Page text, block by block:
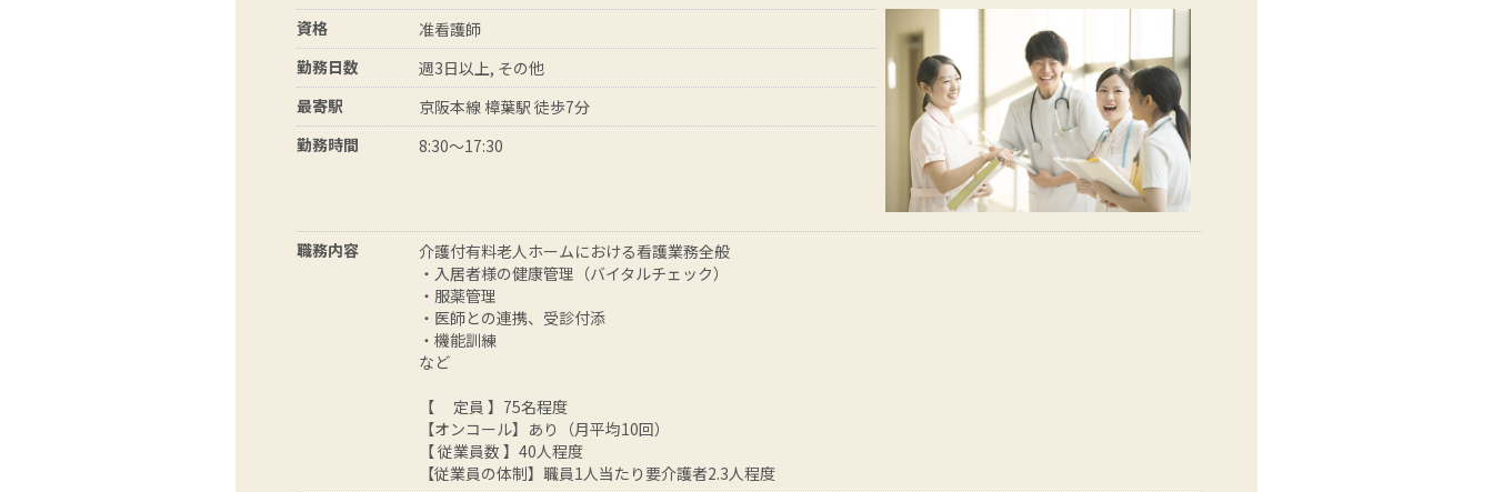
資格
准看護師
勤務日数
週3日以上, その他
最寄駅
京阪本線 樟葉駅 徒歩7分
勤務時間
8:30～17:30
職務内容
介護付有料老人ホームにおける看護業務全般
・入居者様の健康管理（バイタルチェック）
・服薬管理
・医師との連携、受診付添
・機能訓練
など
【 定員 】75名程度
【オンコール】あり（月平均10回）
【 従業員数 】40人程度
【従業員の体制】職員1人当たり要介護者2.3人程度